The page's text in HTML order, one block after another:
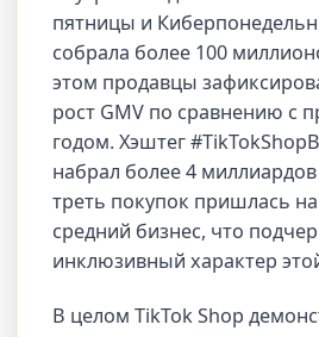
пятницы и
собрала более 100
этом продавцы
рост GMV по сравнению с
годом. Хэштег
набрал более 4
треть покупок пришлась
средний бизнес, что
инклюзивный характер
В целом TikTok Shop